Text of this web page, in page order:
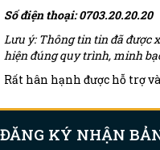
Số điện thoại: 0703.20.20.20
Lưu ý: Thông tin tin đã được
hiện đúng quy trình, minh
Rất hân hạnh được hỗ trợ
ĐĂNG KÝ NHẬN